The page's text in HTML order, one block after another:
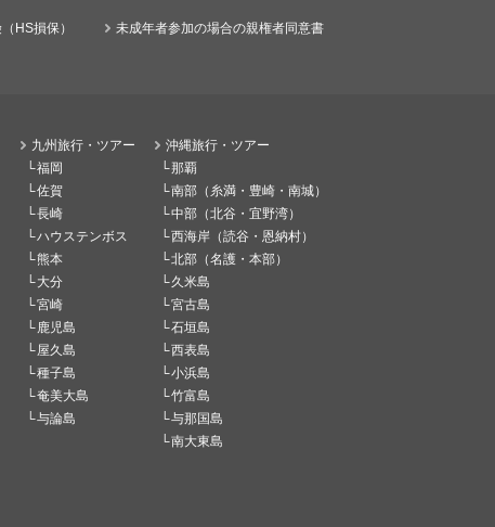
HS損保） 未成年者参加の場合の親権者同意書
九州旅行・ツアー
福岡
佐賀
長崎
ハウステンボス
熊本
大分
宮崎
鹿児島
屋久島
種子島
奄美大島
与論島
沖縄旅行・ツアー
那覇
南部（糸満・豊崎・南城）
中部（北谷・宜野湾）
西海岸（読谷・恩納村）
北部（名護・本部）
久米島
宮古島
石垣島
西表島
小浜島
竹富島
与那国島
南大東島